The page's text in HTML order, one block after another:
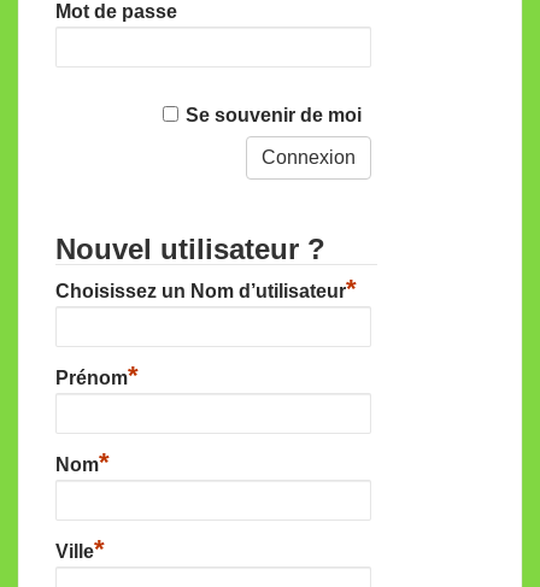
Mot de passe
Se souvenir de moi
Nouvel utilisateur ?
Choisissez un Nom d’utilisateur*
Prénom*
Nom*
Ville*